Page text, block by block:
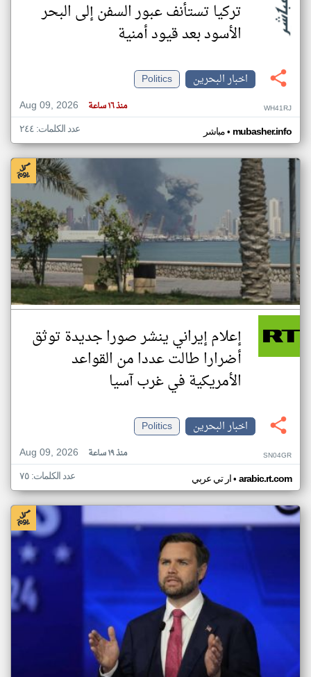
تركيا تستأنف عبور السفن إلى البحر
الأسود بعد قيود أمنية
اخبار البحرين
Politics
Aug 09, 2026
منذ ١٦ ساعة WH41RJ
مباشر• mubasher.info عدد الكلمات: ٢٤٤
إعلام إيراني ينشر صورا جديدة توثق
أضرارا طالت عددا من القواعد
الأمريكية في غرب آسيا
اخبار البحرين
Politics
Aug 09, 2026
منذ ١٩ ساعة SN04GR
ار تي عربي• arabic.rt.com عدد الكلمات: ٧٥